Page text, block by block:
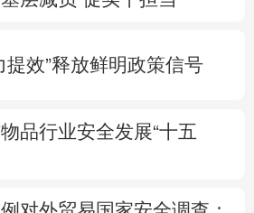
提效”释放鲜明政策信号
品行业安全发展“十五